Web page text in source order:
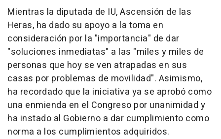
Mientras la diputada de IU, Ascensión de las
Heras, ha dado su apoyo a la toma en
consideración por la "importancia" de dar
"soluciones inmediatas" a las "miles y miles de
personas que hoy se ven atrapadas en sus
casas por problemas de movilidad". Asimismo,
ha recordado que la iniciativa ya se aprobó como
una enmienda en el Congreso por unanimidad y
ha instado al Gobierno a dar cumplimiento como
norma a los cumplimientos adquiridos.